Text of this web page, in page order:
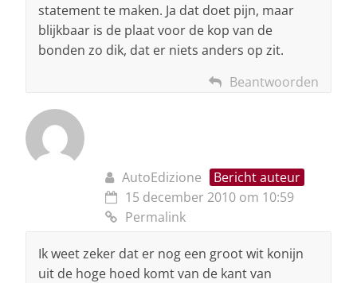
statement te maken. Ja dat doet pijn, maar
blijkbaar is de plaat voor de kop van de
bonden zo dik, dat er niets anders op zit.
Beantwoorden
AutoEdizione
Bericht auteur
15 december 2010 om 10:59
Permalink
Ik weet zeker dat er nog een groot wit konijn
uit de hoge hoed komt van de kant van